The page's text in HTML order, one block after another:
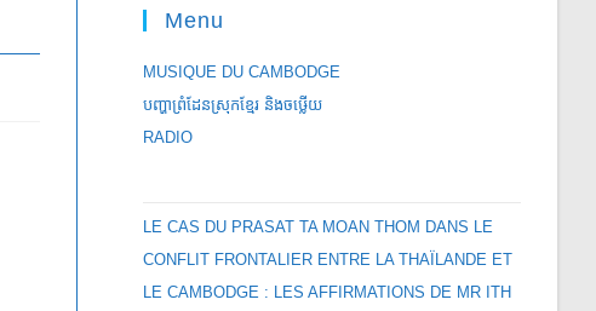
Menu
MUSIQUE DU CAMBODGE
បញ្ហាព្រំដែនស្រុកខ្មែរ និងចឞ្លើយ
RADIO
LE CAS DU PRASAT TA MOAN THOM DANS LE
CONFLIT FRONTALIER ENTRE LA THAÏLANDE ET
LE CAMBODGE : LES AFFIRMATIONS DE MR ITH